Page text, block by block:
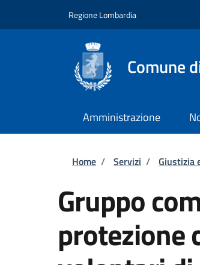
Regione Lombardia
Comune
Amministrazione
Briciole di
Home / Servizi / Giustizia
Gruppo
protezione